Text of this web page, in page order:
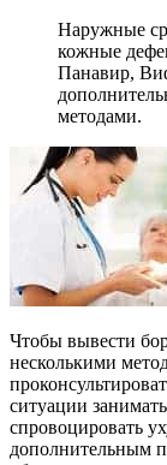
Наружные
кожные
Панавир,
методами.
Чтобы вывести
несколькими
ситуации
спровоцировать
дополнительным